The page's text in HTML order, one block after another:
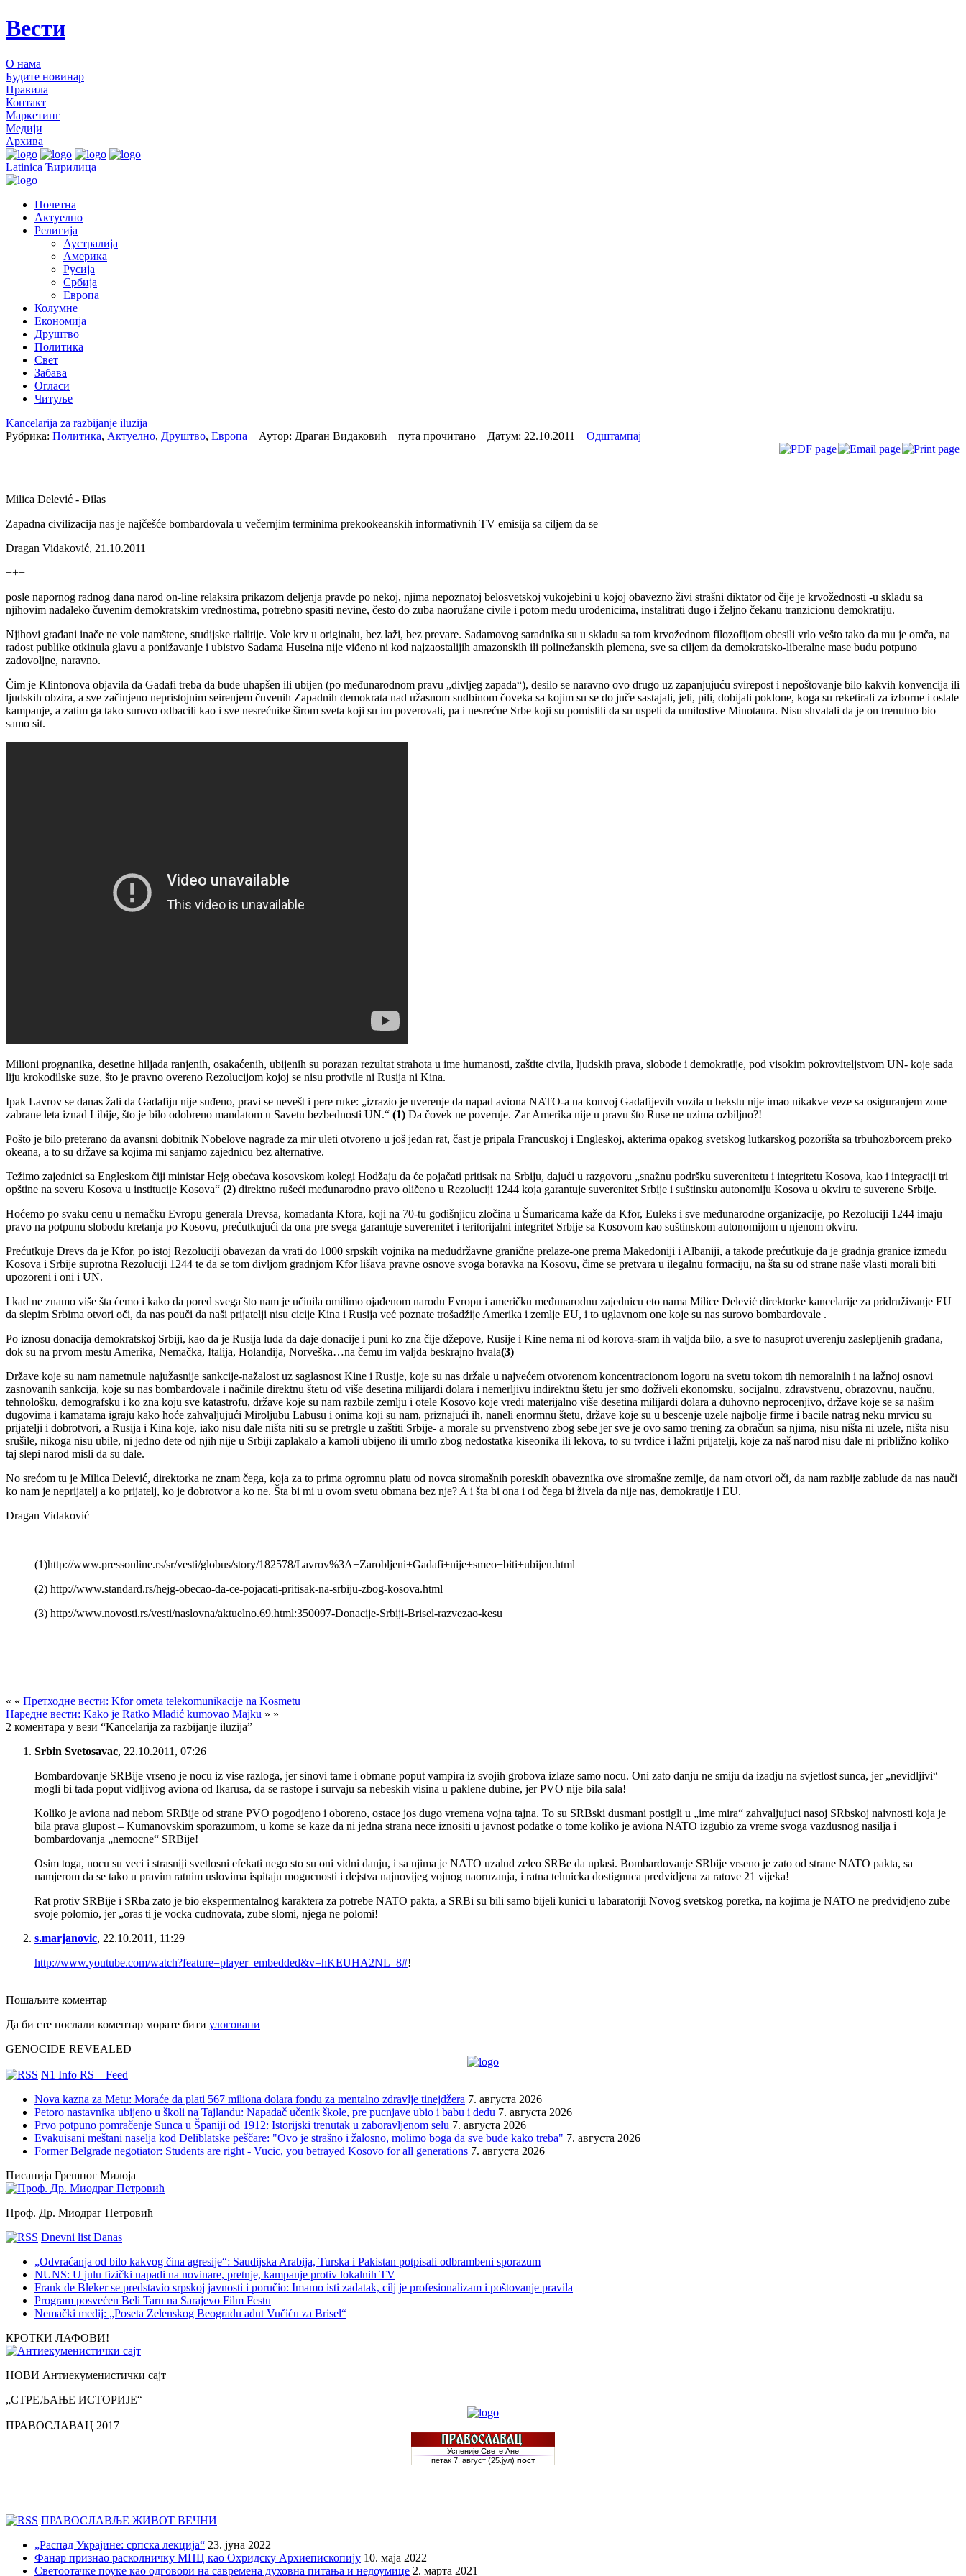
Вести
О нама
Будите новинар
Правила
Контакт
Маркетинг
Медији
Архива
Latinica Ћирилица
Почетна
Актуелно
Религија
Аустралија
Америка
Русија
Србија
Европа
Колумне
Економија
Друштво
Политика
Свет
Забава
Огласи
Читуље
Kancelarija za razbijanje iluzija
Рубрика: Политика, Актуелно, Друштво, Европа Аутор: Драган Видаковић пута прочитано Датум: 22.10.2011 Одштампај
Milica Delević - Đilas
Zapadna civilizacija nas je najčešće bombardovala u večernjim terminima prekookeanskih informativnih TV emisija sa ciljem da se
Dragan Vidaković, 21.10.2011
+++
posle napornog radnog dana narod on-line relaksira prikazom deljenja pravde po nekoj, njima nepoznatoj belosvetskoj vukojebini u kojoj obavezno živi strašni diktator od čije je krvožednosti -u skladu sa
njihovim nadaleko čuvenim demokratskim vrednostima, potrebno spasiti nevine, često do zuba naoružane civile i potom među urođenicima, instalitrati dugo i željno čekanu tranzicionu demokratiju.
Njihovi građani inače ne vole namštene, studijske rialitije. Vole krv u originalu, bez laži, bez prevare. Sadamovog saradnika su u skladu sa tom krvožednom filozofijom obesili vrlo vešto tako da mu je omča, na
radost publike otkinula glavu a ponižavanje i ubistvo Sadama Huseina nije viđeno ni kod najzaostalijih amazonskih ili polinežanskih plemena, sve sa ciljem da demokratsko-liberalne mase budu potpuno
zadovoljne, naravno.
Čim je Klintonova objavila da Gadafi treba da bude uhapšen ili ubijen (po međunarodnom pravu „divljeg zapada“), desilo se naravno ovo drugo uz zapanjujuću svirepost i nepoštovanje bilo kakvih konvencija ili
ljudskih obzira, a sve začinjeno nepristojnim seirenjem čuvenih Zapadnih demokrata nad užasnom sudbinom čoveka sa kojim su se do juče sastajali, jeli, pili, dobijali poklone, koga su reketirali za izborne i ostale
kampanje, a zatim ga tako surovo odbacili kao i sve nesrećnike širom sveta koji su im poverovali, pa i nesrećne Srbe koji su pomislili da su uspeli da umilostive Minotaura. Nisu shvatali da je on trenutno bio
samo sit.
Milioni prognanika, desetine hiljada ranjenih, osakaćenih, ubijenih su porazan rezultat strahota u ime humanosti, zaštite civila, ljudskih prava, slobode i demokratije, pod visokim pokroviteljstvom UN- koje sada
liju krokodilske suze, što je pravno overeno Rezolucijom kojoj se nisu protivile ni Rusija ni Kina.
Ipak Lavrov se danas žali da Gadafiju nije suđeno, pravi se nevešt i pere ruke: „izrazio je uverenje da napad aviona NATO-a na konvoj Gadafijevih vozila u bekstu nije imao nikakve veze sa osiguranjem zone
zabrane leta iznad Libije, što je bilo odobreno mandatom u Savetu bezbednosti UN.“ (1) Da čovek ne poveruje. Zar Amerika nije u pravu što Ruse ne uzima ozbiljno?!
Pošto je bilo preterano da avansni dobitnik Nobelove nagrade za mir uleti otvoreno u još jedan rat, čast je pripala Francuskoj i Engleskoj, akterima opakog svetskog lutkarskog pozorišta sa trbuhozborcem preko
okeana, a to su države sa kojima mi sanjamo zajednicu bez alternative.
Težimo zajednici sa Engleskom čiji ministar Hejg obećava kosovskom kolegi Hodžaju da će pojačati pritisak na Srbiju, dajući u razgovoru „snažnu podršku suverenitetu i integritetu Kosova, kao i integraciji tri
opštine na severu Kosova u institucije Kosova“ (2) direktno rušeći međunarodno pravo oličeno u Rezoluciji 1244 koja garantuje suverenitet Srbije i suštinsku autonomiju Kosova u okviru te suverene Srbije.
Hoćemo po svaku cenu u nemačku Evropu generala Drevsa, komadanta Kfora, koji na 70-tu godišnjicu zločina u Šumaricama kaže da Kfor, Euleks i sve međunarodne organizacije, po Rezoluciji 1244 imaju
pravo na potpunu slobodu kretanja po Kosovu, prećutkujući da ona pre svega garantuje suverenitet i teritorijalni integritet Srbije sa Kosovom kao suštinskom autonomijom u njenom okviru.
Prećutkuje Drevs da je Kfor, po istoj Rezoluciji obavezan da vrati do 1000 srpskih vojnika na međudržavne granične prelaze-one prema Makedoniji i Albaniji, a takođe prećutkuje da je gradnja granice između
Kosova i Srbije suprotna Rezoluciji 1244 te da se tom divljom gradnjom Kfor lišava pravne osnove svoga boravka na Kosovu, čime se pretvara u ilegalnu formaciju, na šta su od strane naše vlasti morali biti
upozoreni i oni i UN.
I kad ne znamo više šta ćemo i kako da pored svega što nam je učinila omilimo ojađenom narodu Evropu i američku međunarodnu zajednicu eto nama Milice Delević direktorke kancelarije za pridruživanje EU
da slepim Srbima otvori oči, da nas pouči da naši prijatelji nisu cicije Kina i Rusija već poznate trošadžije Amerika i zemlje EU, i to uglavnom one koje su nas surovo bombardovale .
Po iznosu donacija demokratskoj Srbiji, kao da je Rusija luda da daje donacije i puni ko zna čije džepove, Rusije i Kine nema ni od korova-sram ih valjda bilo, a sve to nasuprot uverenju zaslepljenih građana,
dok su na prvom mestu Amerika, Nemačka, Italija, Holandija, Norveška…na čemu im valjda beskrajno hvala(3)
Države koje su nam nametnule najužasnije sankcije-nažalost uz saglasnost Kine i Rusije, koje su nas držale u najvećem otvorenom koncentracionom logoru na svetu tokom tih nemoralnih i na lažnoj osnovi
zasnovanih sankcija, koje su nas bombardovale i načinile direktnu štetu od više desetina milijardi dolara i nemerljivu indirektnu štetu jer smo doživeli ekonomsku, socijalnu, zdravstvenu, obrazovnu, naučnu,
tehnološku, demografsku i ko zna koju sve katastrofu, države koje su nam razbile zemlju i otele Kosovo koje vredi materijalno više desetina milijardi dolara a duhovno neprocenjivo, države koje se sa našim
dugovima i kamatama igraju kako hoće zahvaljujući Miroljubu Labusu i onima koji su nam, priznajući ih, naneli enormnu štetu, države koje su u bescenje uzele najbolje firme i bacile natrag neku mrvicu su
prijatelji i dobrotvori, a Rusija i Kina koje, iako nisu dale ništa niti su se pretrgle u zaštiti Srbije- a morale su prvenstveno zbog sebe jer sve je ovo samo trening za obračun sa njima, nisu ništa ni uzele, ništa nisu
srušile, nikoga nisu ubile, ni jedno dete od njih nije u Srbiji zaplakalo a kamoli ubijeno ili umrlo zbog nedostatka kiseonika ili lekova, to su tvrdice i lažni prijatelji, koje za naš narod nisu dale ni približno koliko
taj slepi narod misli da su dale.
No srećom tu je Milica Delević, direktorka ne znam čega, koja za to prima ogromnu platu od novca siromašnih poreskih obaveznika ove siromašne zemlje, da nam otvori oči, da nam razbije zablude da nas nauči
ko nam je neprijatelj a ko prijatelj, ko je dobrotvor a ko ne. Šta bi mi u ovom svetu obmana bez nje? A i šta bi ona i od čega bi živela da nije nas, demokratije i EU.
Dragan Vidaković
(1)http://www.pressonline.rs/sr/vesti/globus/story/182578/Lavrov%3A+Zarobljeni+Gadafi+nije+smeo+biti+ubijen.html
(2) http://www.standard.rs/hejg-obecao-da-ce-pojacati-pritisak-na-srbiju-zbog-kosova.html
(3) http://www.novosti.rs/vesti/naslovna/aktuelno.69.html:350097-Donacije-Srbiji-Brisel-razvezao-kesu
« « Претходне вести: Kfor ometa telekomunikacije na Kosmetu
Наредне вести: Kako je Ratko Mladić kumovao Majku » »
2 коментара у вези “Kancelarija za razbijanje iluzija”
Srbin Svetosavac, 22.10.2011, 07:26
Bombardovanje SRBije vrseno je nocu iz vise razloga, jer sinovi tame i obmane poput vampira iz svojih grobova izlaze samo nocu. Oni zato danju ne smiju da izadju na svjetlost sunca, jer „nevidljivi“
mogli bi tada poput vidljivog aviona od Ikarusa, da se rastope i survaju sa nebeskih visina u paklene dubine, jer PVO nije bila sala!
Koliko je aviona nad nebom SRBije od strane PVO pogodjeno i oboreno, ostace jos dugo vremena vojna tajna. To su SRBski dusmani postigli u „ime mira“ zahvaljujuci nasoj SRbskoj naivnosti koja je
bila prava glupost – Kumanovskim sporazumom, u kome se kaze da ni jedna strana nece iznositi u javnost podatke o tome koliko je aviona NATO izgubio za vreme svoga vazdusnog nasilja i
bombardovanja „nemocne“ SRBije!
Osim toga, nocu su veci i strasniji svetlosni efekati nego sto su oni vidni danju, i sa njima je NATO uzalud zeleo SRBe da uplasi. Bombardovanje SRbije vrseno je zato od strane NATO pakta, sa
namjerom da se tako u pravim ratnim uslovima ispitaju mogucnosti i dejstva najnovijeg vojnog naoruzanja, i ratna tehnicka dostignuca predvidjena za ratove 21 vijeka!
Rat protiv SRBije i SRba zato je bio ekspermentalnog karaktera za potrebe NATO pakta, a SRBi su bili samo bijeli kunici u labaratoriji Novog svetskog poretka, na kojima je NATO ne predvidjeno zube
svoje polomio, jer „oras ti je vocka cudnovata, zube slomi, njega ne polomi!
s.marjanovic, 22.10.2011, 11:29
http://www.youtube.com/watch?feature=player_embedded&v=hKEUHA2NL_8#!
Пошаљите коментар
Да би сте послали коментар морате бити улоговани
GENOCIDE REVEALED
N1 Info RS – Feed
Nova kazna za Metu: Moraće da plati 567 miliona dolara fondu za mentalno zdravlje tinejdžera 7. августа 2026
Petoro nastavnika ubijeno u školi na Tajlandu: Napadač učenik škole, pre pucnjave ubio i babu i dedu 7. августа 2026
Prvo potpuno pomračenje Sunca u Španiji od 1912: Istorijski trenutak u zaboravljenom selu 7. августа 2026
Evakuisani meštani naselja kod Deliblatske peščare: "Ovo je strašno i žalosno, molimo boga da sve bude kako treba" 7. августа 2026
Former Belgrade negotiator: Students are right - Vucic, you betrayed Kosovo for all generations 7. августа 2026
Писанија Грешног Милоја
Проф. Др. Миодраг Петровић
Dnevni list Danas
„Odvraćanja od bilo kakvog čina agresije“: Saudijska Arabija, Turska i Pakistan potpisali odbrambeni sporazum
NUNS: U julu fizički napadi na novinare, pretnje, kampanje protiv lokalnih TV
Frank de Bleker se predstavio srpskoj javnosti i poručio: Imamo isti zadatak, cilj je profesionalizam i poštovanje pravila
Program posvećen Beli Taru na Sarajevo Film Festu
Nemački medij: „Poseta Zelenskog Beogradu adut Vučiću za Brisel“
КРОТКИ ЛАФОВИ!
НОВИ Антиекуменистички сајт
„СТРЕЉАЊЕ ИСТОРИЈЕ“
ПРАВОСЛАВАЦ 2017
ПРАВОСЛАВЉЕ ЖИВОТ ВЕЧНИ
„Распад Украјине: српска лекција“ 23. јуна 2022
Фанар признао расколничку МПЦ као Охридску Архиепископију 10. маја 2022
Светоотачке поуке као одговори на савремена духовна питања и недоумице 2. марта 2021